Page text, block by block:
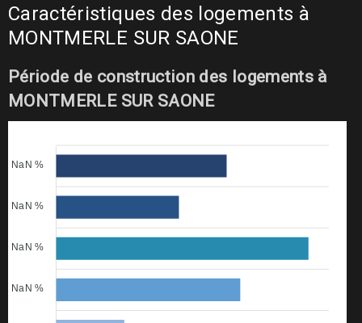
Caractéristiques des logements à
MONTMERLE SUR SAONE
Période de construction des logements à
MONTMERLE SUR SAONE
NaN %
NaN %
NaN %
NaN %